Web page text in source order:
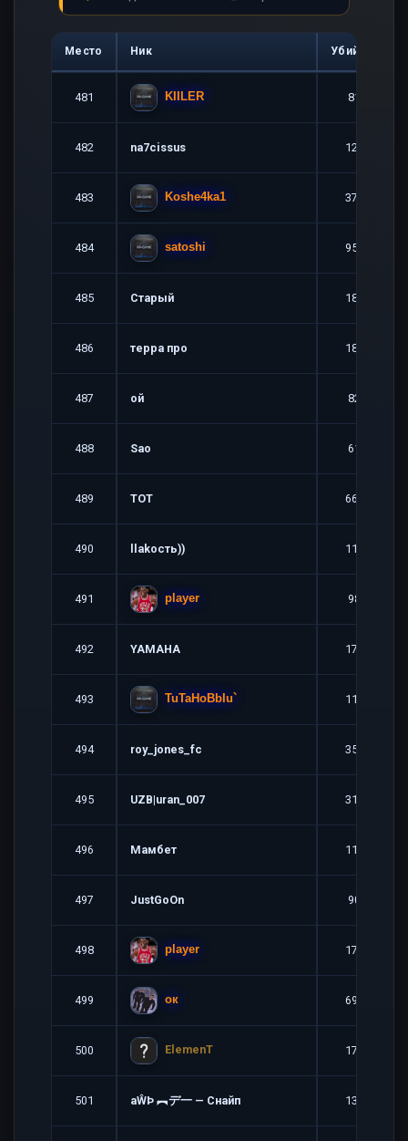
Место Ник Убийств
481 KIILER 81
482 na7cissus 127
483 Koshe4ka1 374
484 satoshi 952
485 Старый 181
486 терра про 183
487 ой 82
488 Sao 61
489 TOT 666
490 llakocть)) 116
491 player 98
492 YAMAHA 176
493 TuTaHoBbIu` 119
494 roy_jones_fc 356
495 UZB|uran_007 313
496 Мамбет 114
497 JustGoOn 90
498 player 179
499 ок 698
500 ElemenT 172
501 aŴÞ ︻デ一 — Снайп 139